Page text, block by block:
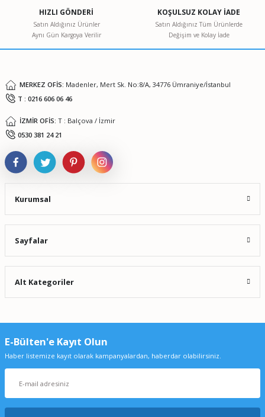
Ürün bilgilerinde hatalar bulunuyor.
Ürün fiyatı diğer sitelerden daha pahalı.
HIZLI GÖNDERİ
Satın Aldığınız Ürünler
Aynı Gün Kargoya Verilir
KOŞULSUZ KOLAY İADE
Satın Aldığınız Tüm Ürünlerde
Değişim ve Kolay İade
MERKEZ OFİS: Madenler, Mert Sk. No:8/A, 34776 Ümraniye/İstanbul
T : 0216 606 06 46
İZMİR OFİS: T : Balçova / İzmir
0530 381 24 21
Kurumsal
Sayfalar
Alt Kategoriler
E-Bülten'e Kayıt Olun
Haber listemize kayıt olarak kampanyalardan, haberdar olabilirsiniz.